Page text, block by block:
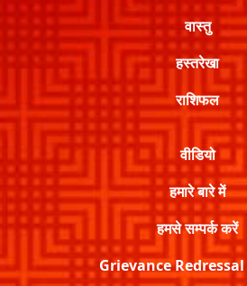
वास्तु
हस्तरेखा
राशिफल
वीडियो
हमारे बारे में
हमसे सम्पर्क करें
Grievance